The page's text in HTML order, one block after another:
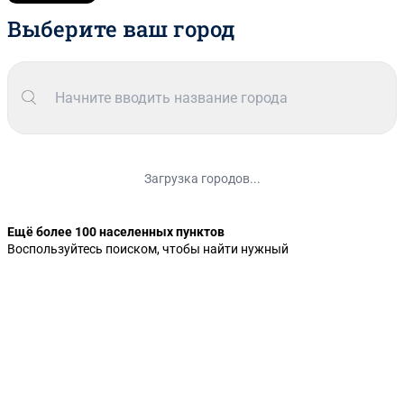
Выберите ваш город
Загрузка городов...
Ещё более 100 населенных пунктов
Воспользуйтесь поиском, чтобы найти нужный